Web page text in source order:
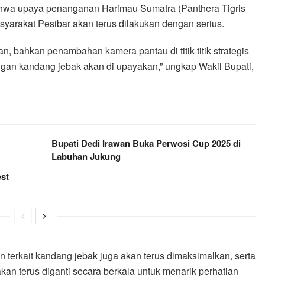
upaya penanganan Harimau Sumatra (Panthera Tigris
Pesibar akan terus dilakukan dengan serius.
bahkan penambahan kamera pantau di titik-titik strategis
kandang jebak akan di upayakan,” ungkap Wakil Bupati,
Bupati Dedi Irawan Buka Perwosi Cup 2025 di
Labuhan Jukung
terkait kandang jebak juga akan terus dimaksimalkan, serta
terus diganti secara berkala untuk menarik perhatian